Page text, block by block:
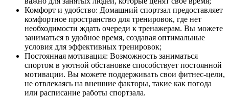
Комфорт и удобство: Домашний спортзал предоставляет
комфортное пространство для тренировок, где нет
необходимости ждать очереди к тренажерам. Вы можете
заниматься в удобное время, создавая оптимальные
условия для эффективных тренировок;
Постоянная мотивация: Возможность заниматься
спортом в уютной обстановке способствует постоянной
мотивации. Вы можете поддерживать свои фитнес-цели,
не отвлекаясь на внешние факторы, такие как погода
или расписание работы спортзала.